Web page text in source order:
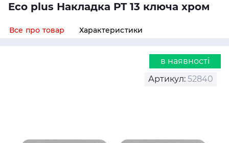
Eco plus Накладка PT 13 ключа хром
Все про товар Характеристики
в наявності
Артикул: 52840